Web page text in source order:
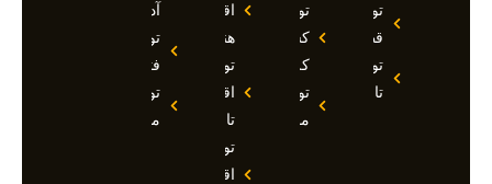
تور
قطر
تور
تاجیکستان
تور
کشتی
کروز
تور
مالدیو
اقساطی
هند
تور
اقساطی
تاجیکستان
تور
اقساطی
آداسی
تور
فتحیه
تور
مالزی